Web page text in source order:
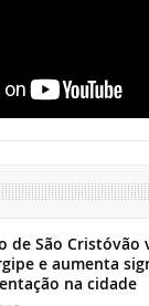
de São Cristóvão
e aumenta
na cidade